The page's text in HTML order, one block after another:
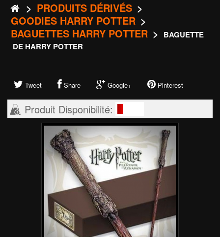
> PRODUITS DÉRIVÉS >
GOODIES HARRY POTTER >
BAGUETTES HARRY POTTER > BAGUETTE
DE HARRY POTTER
Tweet Share Google+ Pinterest
Produit Disponibilité: